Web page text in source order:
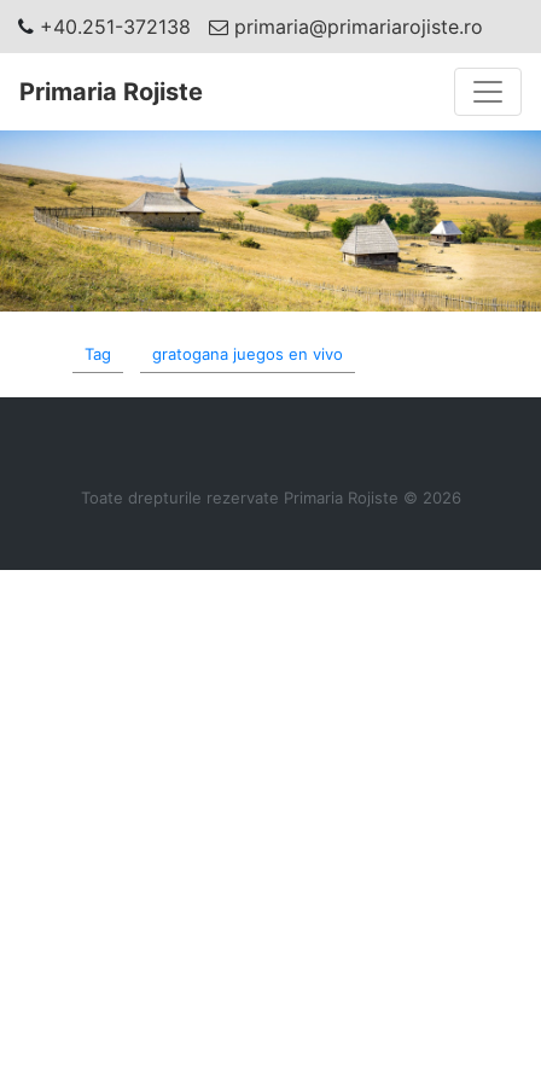
+40.251-372138 primaria@primariarojiste.ro
Primaria Rojiste
Tag gratogana juegos en vivo
Toate drepturile rezervate Primaria Rojiste © 2026